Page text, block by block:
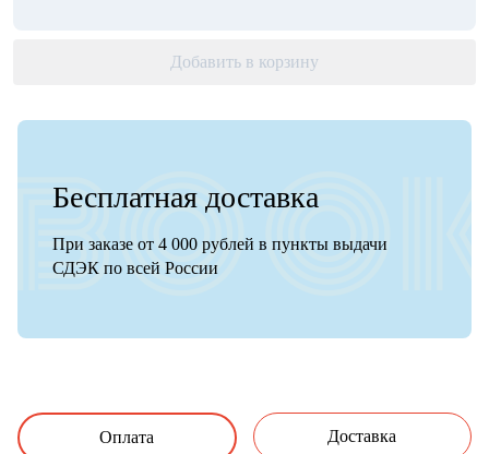
Добавить в корзину
Бесплатная доставка
При заказе от 4 000 рублей в пункты выдачи
СДЭК по всей России
Оплата Доставка